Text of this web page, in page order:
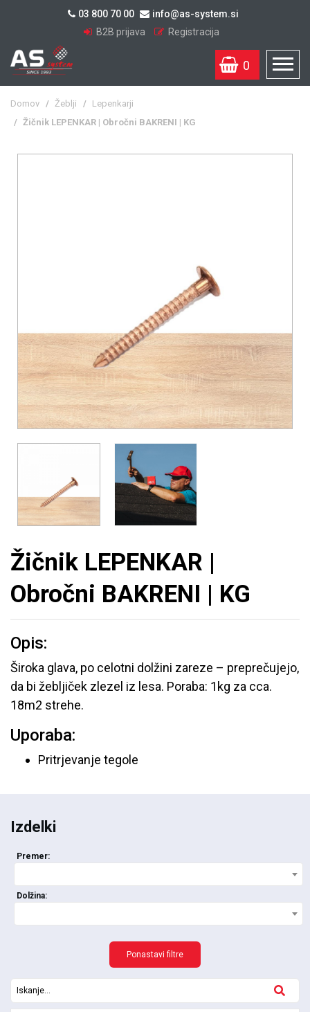
03 800 70 00
info@as-system.si
B2B prijava
Registracija
0
Domov / Žeblji / Lepenkarji
/ Žičnik LEPENKAR | Obročni BAKRENI | KG
Žičnik LEPENKAR |
Obročni BAKRENI | KG
Opis:
Široka glava, po celotni dolžini zareze – preprečujejo,
da bi žebljiček zlezel iz lesa. Poraba: 1kg za cca.
18m2 strehe.
Uporaba:
Pritrjevanje tegole
Izdelki
Premer:
Dolžina:
Ponastavi filtre